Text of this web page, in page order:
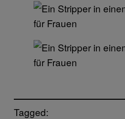
Tagged: